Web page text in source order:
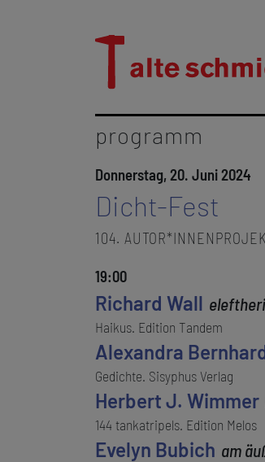
programm
Donnerstag, 20. Juni 2024
Dicht-Fest
104.
19:00
Richard Wall
Haikus. Edition Tandem
Alexandra
Gedichte. Sisyphus Verlag
Herbert J. Wimmer
144 tankatripels. Edition Melos
Evelyn Bubich am